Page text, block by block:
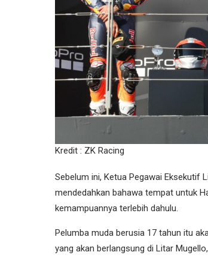
Kredit : ZK Racing
Sebelum ini, Ketua Pegawai Eksekutif
mendedahkan bahawa tempat untuk
kemampuannya terlebih dahulu.
Pelumba muda berusia 17 tahun itu
yang akan berlangsung di Litar